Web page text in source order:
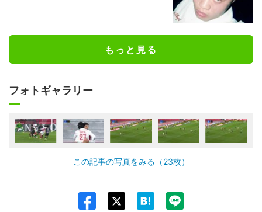
もっと見る
フォトギャラリー
この記事の写真をみる（23枚）